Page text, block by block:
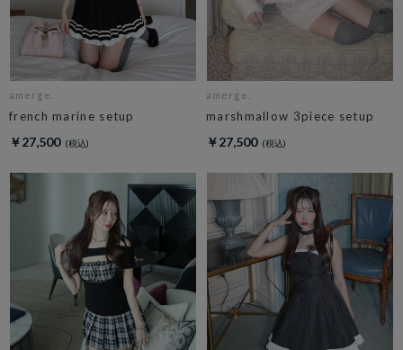
amerge.
french marine setup
￥27,500
amerge.
marshmallow 3piece setup
￥27,500